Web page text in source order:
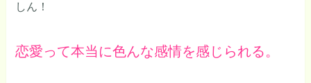
しん！
恋愛って本当に色んな感情を感じられる。